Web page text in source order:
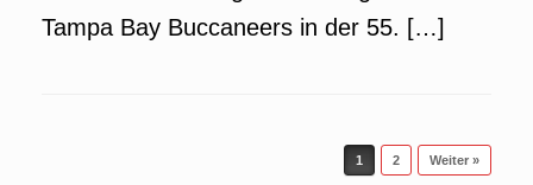
Tampa Bay Buccaneers in der 55. […]
1 2 Weiter »